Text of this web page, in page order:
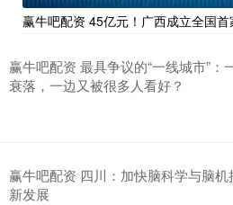
赢牛吧配资 45亿元！广西成立全国首
赢牛吧配资 最具争议的“一线城市”：
衰落，一边又被很多人看好？
赢牛吧配资 四川：加快脑科学与脑机
新发展